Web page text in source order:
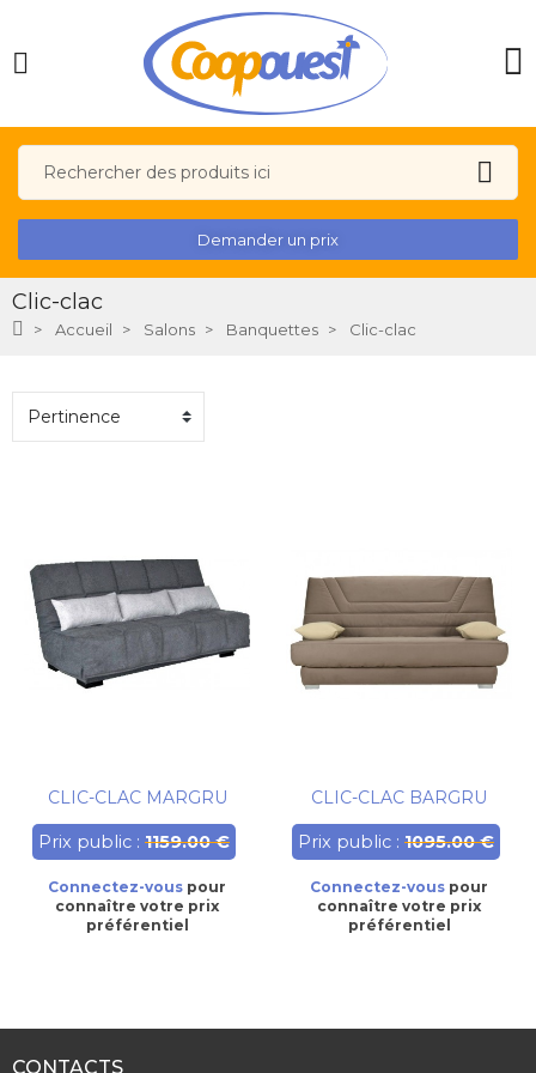
Demander un prix
Clic-clac
Accueil Salons Banquettes Clic-clac
CLIC-CLAC MARGRU
Prix public : 1159.00 €
Connectez-vous pour
connaître votre prix
préférentiel
CLIC-CLAC BARGRU
Prix public : 1095.00 €
Connectez-vous pour
connaître votre prix
préférentiel
CONTACTS